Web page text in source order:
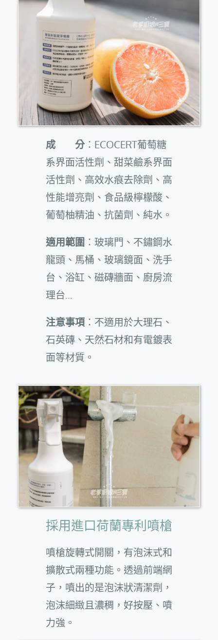
成 分：ECOCERT葡萄糖
系界面活性劑、甜菜鹼系界面
活性劑、高效水痕去除劑、高
性能增亮劑、食品級檸檬酸、
葡萄柚精油、抗菌劑、純水。
適用範圍 ：玻璃門、不鏽鋼水
龍頭、馬桶、玻璃鏡面、洗手
台、浴缸、磁磚牆面、廚房流
理台…
注意事項：不適用於大理石、
石英磚、天然石材和有電鍍表
面等材質。
採用進口荷蘭專利噴槍
噴槍旋轉式開關，有泡沫式和
擴散式兩種功能。透過前端網
子，噴出的是泡沫狀清潔劑，
泡沫細緻且濃稠，好按壓、噴
力強。